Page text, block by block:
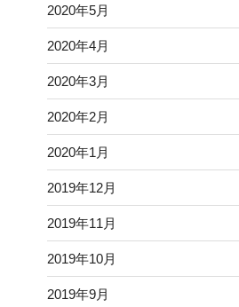
2020年5月
2020年4月
2020年3月
2020年2月
2020年1月
2019年12月
2019年11月
2019年10月
2019年9月